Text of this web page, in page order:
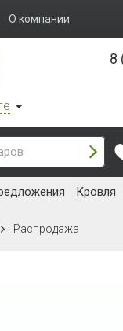
О компании
8
Кровля
Распродажа